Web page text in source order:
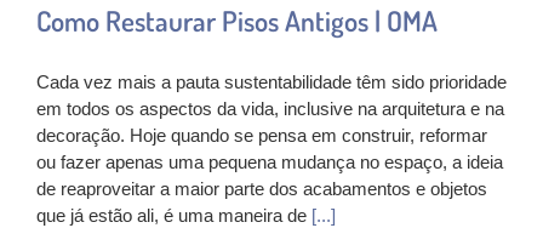
Como Restaurar Pisos Antigos | OMA
Cada vez mais a pauta sustentabilidade têm sido prioridade
em todos os aspectos da vida, inclusive na arquitetura e na
decoração. Hoje quando se pensa em construir, reformar
ou fazer apenas uma pequena mudança no espaço, a ideia
de reaproveitar a maior parte dos acabamentos e objetos
que já estão ali, é uma maneira de [...]